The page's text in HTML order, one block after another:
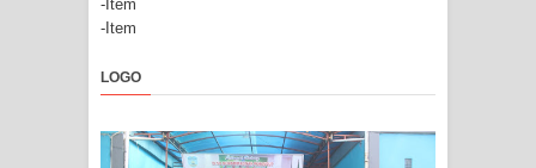
-Item
-Item
LOGO